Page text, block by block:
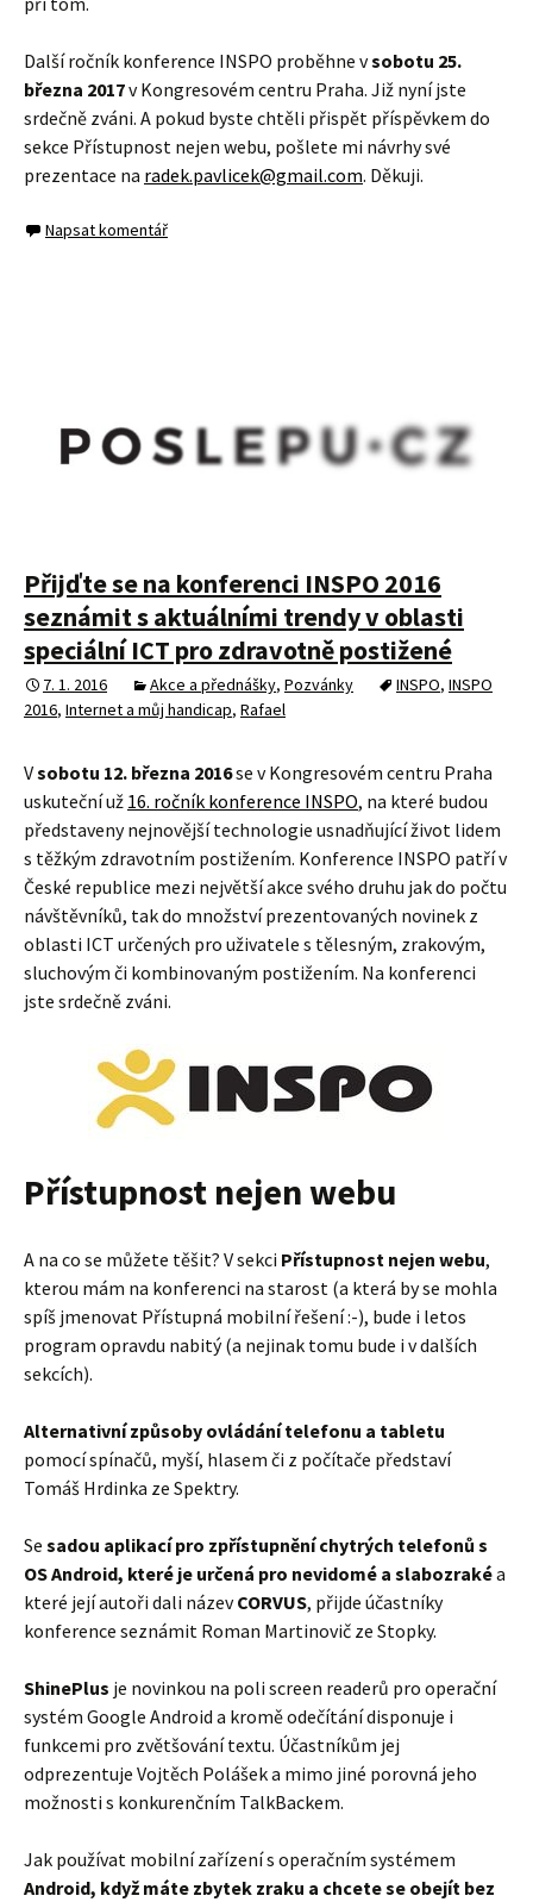
Další ročník konference INSPO proběhne vsobotu 25.
března 2017v Kongresovém centru Praha. Již nyní jste
srdečně zváni. A pokud byste chtěli přispět příspěvkem do
sekce Přístupnost nejen webu, pošlete mi návrhy své
prezentace na radek.pavlicek@gmail.com. Děkuji.
Napsat komentář
Přijďte se na konferenci INSPO 2016
seznámit s aktuálními trendy v oblasti
speciální ICT pro zdravotně postižené
7. 1. 2016 Akce a přednášky, Pozvánky INSPO, INSPO
2016, Internet a můj handicap, Rafael
Vsobotu 12. března 2016se v Kongresovém centru Praha
uskuteční už 16. ročník konference INSPO, na které budou
představeny nejnovější technologie usnadňující život lidem
s těžkým zdravotním postižením. Konference INSPO patří v
České republice mezi největší akce svého druhu jak do počtu
návštěvníků, tak do množství prezentovaných novinek z
oblasti ICT určených pro uživatele s tělesným, zrakovým,
sluchovým či kombinovaným postižením. Na konferenci
jste srdečně zváni.
Přístupnost nejen webu
A na co se můžete těšit? V sekci Přístupnost nejen webu,
kterou mám na konferenci na starost (a která by se mohla
spíš jmenovat Přístupná mobilní řešení :-), bude i letos
program opravdu nabitý (a nejinak tomu bude i v dalších
sekcích).
Alternativní způsoby ovládání telefonu a tabletu
pomocí spínačů, myší, hlasem či z počítače představí
Tomáš Hrdinka ze Spektry.
Se sadou aplikací pro zpřístupnění chytrých telefonů s
OS Android, které je určená pro nevidomé a slabozrakéa
které její autoři dali názevCORVUS, přijde účastníky
konference seznámit Roman Martinovič ze Stopky.
ShinePlus je novinkou na poli screen readerů pro operační
systém Google Android a kromě odečítání disponuje i
funkcemi pro zvětšování textu. Účastníkům jej
odprezentuje Vojtěch Polášek a mimo jiné porovná jeho
možnosti s konkurenčním TalkBackem.
Jak používat mobilní zařízení s operačním systémem
Android, když máte zbytek zraku a chcete se obejít bez